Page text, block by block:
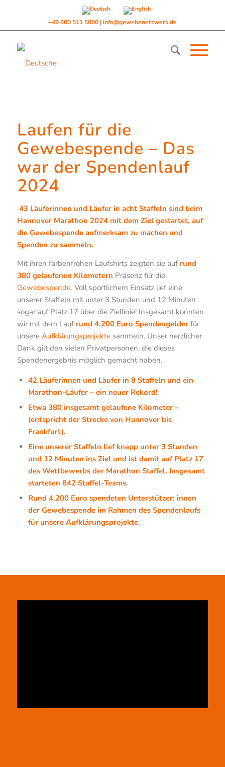
+49 800 511 5000 | info@gewebenetzwerk.de
Laufen für die
Gewebespende – Das
war der Spendenlauf
2024
43 Läuferinnen und Läufer in acht Staffeln sind beim
Hannover Marathon 2024 mit dem Ziel gestartet, auf
die Gewebespende aufmerksam zu machen und
Spenden zu sammeln.
Mit ihren farbenfrohen Laufshirts zeigten sie auf rund
380 gelaufenen Kilometern Präsenz für die
Gewebespende. Voll sportlichem Einsatz lief eine
unserer Staffeln mit unter 3 Stunden und 12 Minuten
sogar auf Platz 17 über die Ziellinie! Insgesamt konnten
wir mit dem Lauf rund 4.200 Euro Spendengelderfür
unsere Aufklärungsprojektesammeln. Unser herzlicher
Dank gilt den vielen Privatpersonen, die dieses
Spendenergebnis möglich gemacht haben.
42 Läuferinnen und Läufer in 8 Staffeln und ein
Marathon-Läufer – ein neuer Rekord!
Etwa 380 insgesamt gelaufene Kilometer –
(entspricht der Strecke von Hannover bis
Frankfurt).
Eine unserer Staffeln lief knapp unter 3 Stunden
und 12 Minuten ins Ziel und ist damit auf Platz 17
des Wettbewerbs der Marathon Staffel. Insgesamt
starteten 842 Staffel-Teams.
Rund 4.200 Euro spendeten Unterstützer: innen
der Gewebespende im Rahmen des Spendenlaufs
für unsere Aufklärungsprojekte.